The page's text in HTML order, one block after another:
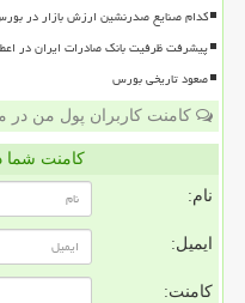
کدام صنایع صدرنشین ارزش بازار در بورس هستند
پیشرفت ظرفیت بانک صادرات ایران در
صعود تاریخی بورس
کامنت کاربران پول من در
کامنت شما
نام:
ایمیل:
کامنت: